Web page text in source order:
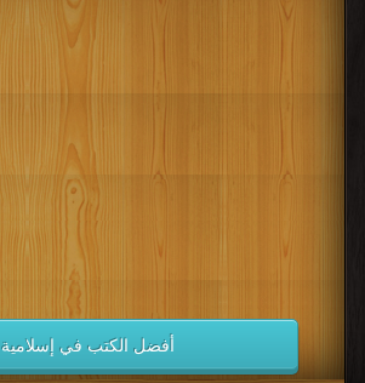
كتب 2006
كتب 2005 كتب 2004
كتب 2000
كتب 1992
كتب 1990
كتب 1989 كتب 1988
كتب 1984
كتب 1980
كتب 1978
كتب 1977 كتب 1976
كتب 1974
كتب 1973 كتب 1972
أفضل الكتب في إسلامية